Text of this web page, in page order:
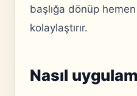
başlığa dönüp
kolaylaştırır.
Nasıl